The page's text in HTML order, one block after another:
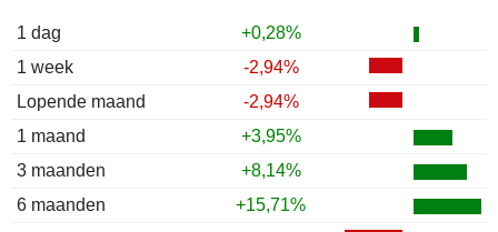
1 dag
+0,28%
1 week
-2,94%
Lopende maand
-2,94%
1 maand
+3,95%
3 maanden
+8,14%
6 maanden
+15,71%